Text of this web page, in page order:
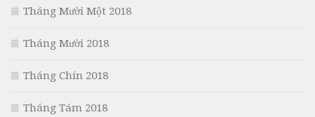
Tháng Mười Một 2018
Tháng Mười 2018
Tháng Chín 2018
Tháng Tám 2018